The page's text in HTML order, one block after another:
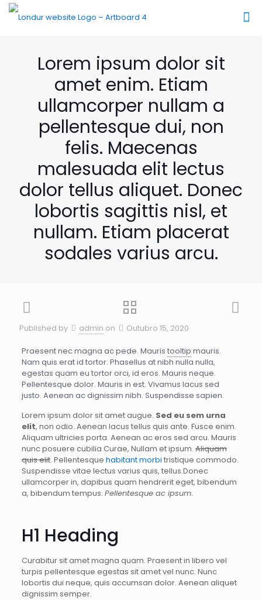
Lorem ipsum dolor sit
amet enim. Etiam
ullamcorper nullam a
pellentesque dui, non
felis. Maecenas
malesuada elit lectus
dolor tellus aliquet. Donec
lobortis sagittis nisl, et
nullam. Etiam placerat
sodales varius arcu.
Published by admin on Outubro 15, 2020
Praesent nec magna ac pede. Mauris tooltip mauris.
Nam quis erat id tortor. Phasellus at nibh nulla nulla,
egestas quam eu tortor orci, id eros. Mauris neque.
Pellentesque dolor. Mauris in est. Vivamus lacus sed
justo. Aenean ac dignissim nibh. Suspendisse sapien.
Lorem ipsum dolor sit amet augue. Sed eu sem urna
elit, non odio. Aenean lacus tellus quis ante. Fusce enim.
Aliquam ultricies porta. Aenean ac eros sed arcu. Mauris
nunc posuere cubilia Curae, Nullam et ipsum.Aliquam
quis elit. Pellentesque habitant morbi tristique commodo.
Suspendisse vitae lectus varius quis, tellus.Donec
ullamcorper in, dapibus quam hendrerit eget, bibendum
a, bibendum tempus. Pellentesque ac ipsum.
H1 Heading
Curabitur sit amet magna quam. Praesent in libero vel
turpis pellentesque egestas sit amet vel nunc. Nunc
lobortis dui neque, quis accumsan dolor. Aenean aliquet
dignissim semper.